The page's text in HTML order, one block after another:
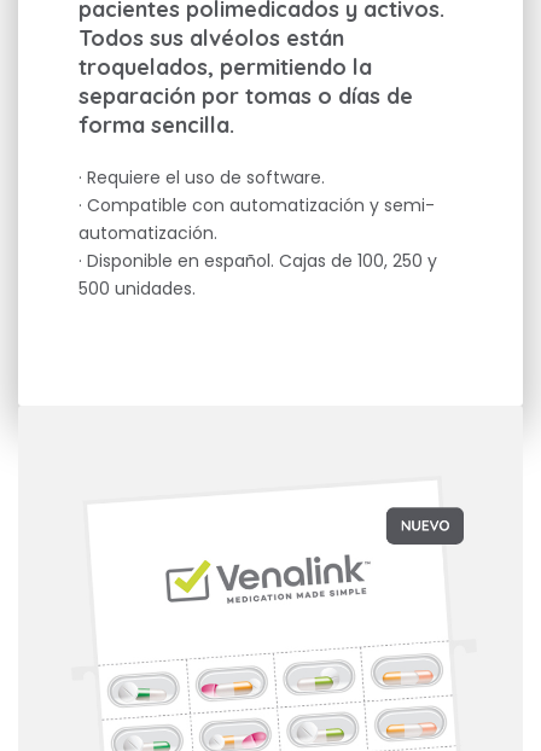
pacientes polimedicados y activos.
Todos sus alvéolos están
troquelados, permitiendo la
separación por tomas o días de
forma sencilla.
· Requiere el uso de software.
· Compatible con automatización y semi-
automatización.
· Disponible en español. Cajas de 100, 250 y
500 unidades.